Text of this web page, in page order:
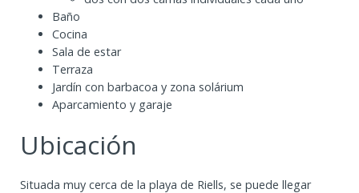
Baño
Cocina
Sala de estar
Terraza
Jardín con barbacoa y zona solárium
Aparcamiento y garaje
Ubicación
Situada muy cerca de la playa de Riells, se puede llegar